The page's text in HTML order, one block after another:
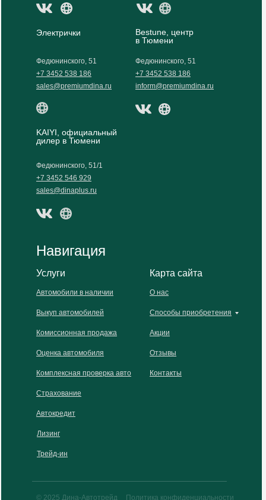
Федюнинского, 51/1
+7 3452 546 929
sales@dinaplus.ru
KAIYI, официальный
дилер в Тюмени
Электрички
Федюнинского, 51
+7 3452 538 186
sales@premiumdina.ru
Навигация
Карта сайта
О нас
Способы приобретения
Акции
Отзывы
Контакты
Услуги
Автомобили в наличии
Выкуп автомобилей
Комиссионная продажа
Оценка автомобиля
Комплексная проверка авто
Страхование
Автокредит
Лизинг
Трейд-ин
© 2025 Дина-Автотрейд Политика конфиденциальности
Bestune, центр
в Тюмени
Федюнинского, 51
+7 3452 538 186
inform@premiumdina.ru